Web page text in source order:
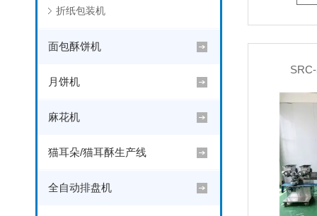
折纸包装机
面包酥饼机
月饼机
麻花机
猫耳朵/猫耳酥生产线
全自动排盘机